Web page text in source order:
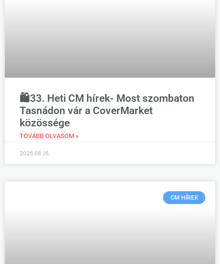
🛍️33. Heti CM hírek- Most szombaton
Tasnádon vár a CoverMarket
közössége
TOVÁBB OLVASOM »
2025.08.15.
CM HÍREK